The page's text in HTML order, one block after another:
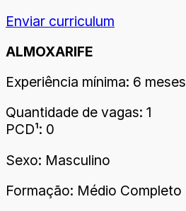
Enviar curriculum
ALMOXARIFE
Experiência mínima: 6 meses
Quantidade de vagas: 1
PCD¹: 0
Sexo: Masculino
Formação: Médio Completo